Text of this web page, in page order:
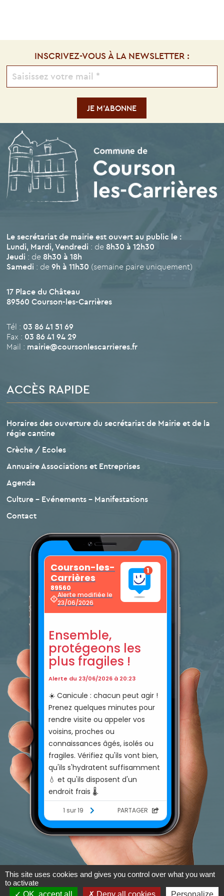
INSCRIVEZ-VOUS À LA NEWSLETTER :
Le secrétariat de mairie est ouvert au public le :
Lundi, Mardi, Vendredi : de 8h30 à 12h30
Jeudi : de 8h30 à 18h
Samedi : de9h à 11h30 (semaine paire uniquement)
17 Place du Château
89560 Courson-les-Carrières
Tél : 03 86 41 51 69
Fax : 03 86 41 94 29
Mail : mairie@coursonlescarrieres.fr
ACCÈS RAPIDE
Horaires des ouverture du secrétariat de Mairie et de la
régie cantine
Crèche / Ecoles
Annuaire Associations et Entreprises
Agenda
Culture – Evénements – Manifestations
Contact
This site uses cookies and gives you control over what you want
to activate
OK, accept all
Deny all cookies Personalize